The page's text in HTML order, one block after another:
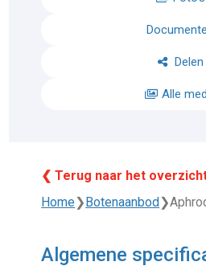
Delen
Alle
❮ Terug naar het
Home❯Botenaanbod❯
Algemene